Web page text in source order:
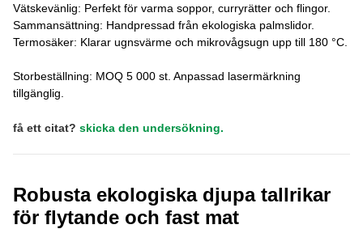
Vätskevänlig: Perfekt för varma soppor, curryrätter och flingor.
Sammansättning: Handpressad från ekologiska palmslidor.
Termosäker: Klarar ugnsvärme och mikrovågsugn upp till 180 °C.
Storbeställning: MOQ 5 000 st. Anpassad lasermärkning
tillgänglig.
få ett citat? skicka den undersökning.
Robusta ekologiska djupa tallrikar
för flytande och fast mat